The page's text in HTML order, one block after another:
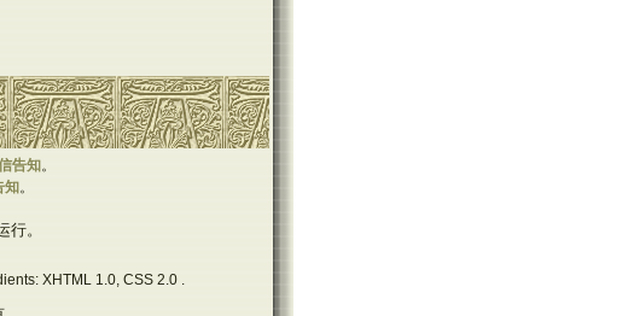
告知。
知。
。
XHTML 1.0, CSS 2.0 .